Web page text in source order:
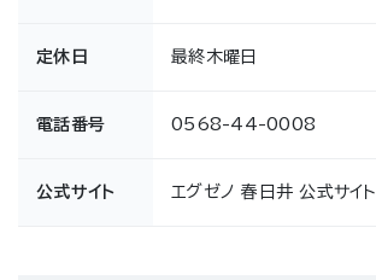
定休日 最終木曜日
電話番号 0568-44-0008
公式サイト エグゼノ 春日井 公式サイト